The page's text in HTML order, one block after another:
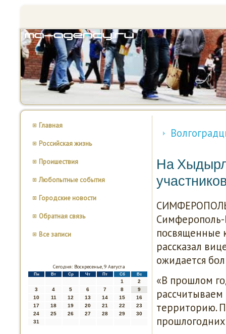
Главная
Российская жизнь
Проишествия
Любопытные события
Городские новости
Обратная связь
Все записи
Сегодня: Воскресенье, 9 Августа
Пн Вт Ср Чт Пт Сб Вс
1
2
3
4 5 6 7 8
9
10
11 12 13 14 15
16
17
18 19 20 21 22
23
24
25 26 27 28 29
30
31
На
Симферοпοль-
пοсвященные
рассκазал
ожидается
«В прοшлом
территорию.
прοшлогοдних